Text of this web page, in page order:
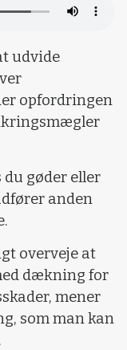
udvide
opfordringen
du gøder eller
anden
overveje at
dækning for
mener
som man kan